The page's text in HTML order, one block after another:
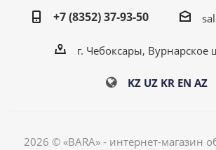
+7 (8352) 37-93-50
г. Чебоксары, Вурнарское
KZ UZ KR EN AZ
2026 © «BARA» - интернет-магазин